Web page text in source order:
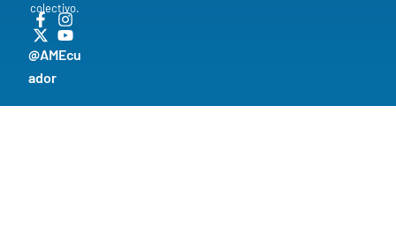
colectivo.
@AMEcu
ador